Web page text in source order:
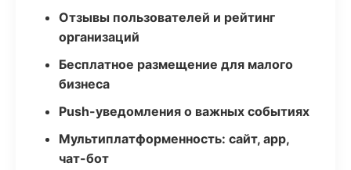
Отзывы пользователей и рейтинг
организаций
Бесплатное размещение для малого
бизнеса
Push-уведомления о важных событиях
Мультиплатформенность: сайт, app,
чат-бот